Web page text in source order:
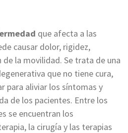
que afecta a las
causar dolor, rigidez,
la movilidad. Se trata de una
que no tiene cura,
para aliviar los síntomas y
de los pacientes. Entre los
se encuentran los
la cirugía y las terapias